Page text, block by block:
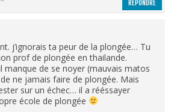
RÉPONDRE
j’ignorais ta peur de la plongée… Tu
prof de plongée en thailande.
manque de se noyer (mauvais matos
ne jamais faire de plongée. Mais
sur un échec… il a rééssayer
école de plongée